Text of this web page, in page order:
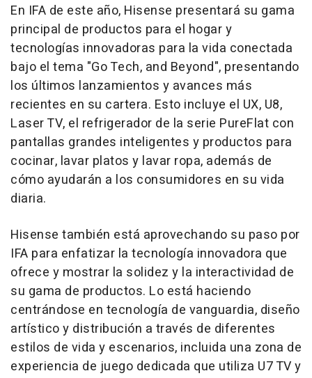
En IFA de este año, Hisense presentará su gama
principal de productos para el hogar y
tecnologías innovadoras para la vida conectada
bajo el tema "Go Tech, and Beyond", presentando
los últimos lanzamientos y avances más
recientes en su cartera. Esto incluye el UX, U8,
Laser TV, el refrigerador de la serie PureFlat con
pantallas grandes inteligentes y productos para
cocinar, lavar platos y lavar ropa, además de
cómo ayudarán a los consumidores en su vida
diaria.
Hisense también está aprovechando su paso por
IFA para enfatizar la tecnología innovadora que
ofrece y mostrar la solidez y la interactividad de
su gama de productos. Lo está haciendo
centrándose en tecnología de vanguardia, diseño
artístico y distribución a través de diferentes
estilos de vida y escenarios, incluida una zona de
experiencia de juego dedicada que utiliza U7 TV y